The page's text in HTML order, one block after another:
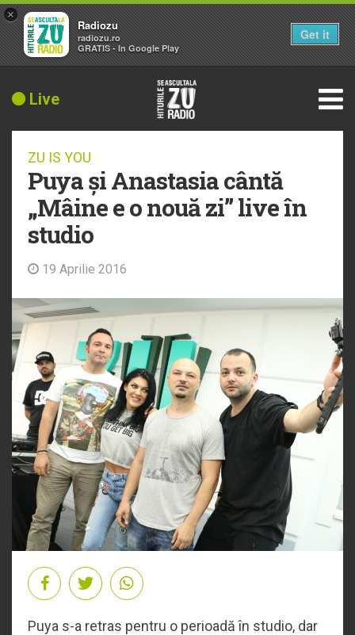
Live
ZU IS YOU
Puya și Anastasia cântă
„Mâine e o nouă zi” live în
studio
19 Aprilie 2016
Puya s-a retras pentru o perioadă în studio, dar
×
Radiozu
radiozu.ro
GRATIS - In Google Play
Get it